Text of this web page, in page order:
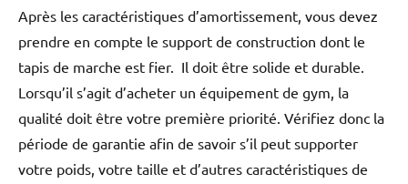
Après les caractéristiques d’amortissement, vous devez
prendre en compte le support de construction dont le
tapis de marche est fier. Il doit être solide et durable.
Lorsqu’il s’agit d’acheter un équipement de gym, la
qualité doit être votre première priorité. Vérifiez donc la
période de garantie afin de savoir s’il peut supporter
votre poids, votre taille et d’autres caractéristiques de